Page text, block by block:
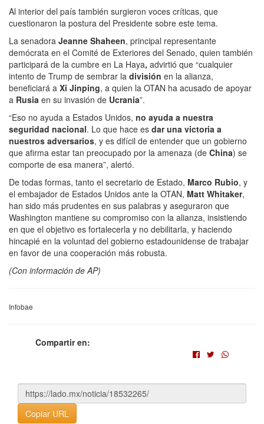
Al interior del país también surgieron voces críticas, que
cuestionaron la postura del Presidente sobre este tema.
La senadora Jeanne Shaheen, principal representante
demócrata en el Comité de Exteriores del Senado, quien también
participará de la cumbre en La Haya, advirtió que “cualquier
intento de Trump de sembrar la división en la alianza,
beneficiará a Xi Jinping, a quien la OTAN ha acusado de apoyar
a Rusia en su invasión de Ucrania”.
“Eso no ayuda a Estados Unidos, no ayuda a nuestra
seguridad nacional. Lo que hace es dar una victoria a
nuestros adversarios, y es difícil de entender que un gobierno
que afirma estar tan preocupado por la amenaza (de China) se
comporte de esa manera”, alertó.
De todas formas, tanto el secretario de Estado, Marco Rubio, y
el embajador de Estados Unidos ante la OTAN, Matt Whitaker,
han sido más prudentes en sus palabras y aseguraron que
Washington mantiene su compromiso con la alianza, insistiendo
en que el objetivo es fortalecerla y no debilitarla, y haciendo
hincapié en la voluntad del gobierno estadounidense de trabajar
en favor de una cooperación más robusta.
(Con información de AP)
Infobae
Compartir en:
Copiar URL